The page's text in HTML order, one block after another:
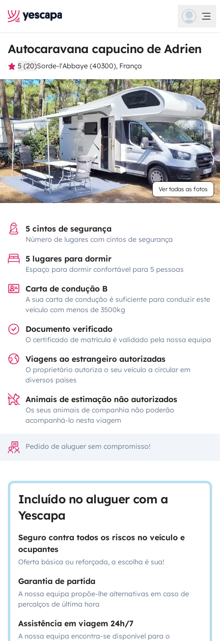
Autocaravana capucino de Adrien
5 (20)Sorde-l'Abbaye (40300), França
Ver todas as fotos
5 cintos de segurança
Número de lugares com cintos de segurança
5 lugares para dormir
Espaço para dormir confortável para 5 pessoas
Carta de condução B
A sua carta de condução é suficiente para conduzir este
veículo com menos de 3500kg
Documento verificado
O certificado de matrícula é validado pela nossa equipa
Viagens ao estrangeiro autorizadas
O proprietário autoriza o seu veículo a circular em
diversos países
Animais de estimação não autorizados
Os seus animais de companhia não poderão
acompanhá-lo nesta viagem
Pedido de aluguer sem compromisso!
Incluído no aluguer com a
Yescapa
Seguro contra todos os riscos no veículo e
ocupantes
Oferta básica ou reforçada, a escolha é sua!
Garantia de partida
A nossa equipa propõe-lhe alternativas em caso de
percalços de última hora
Assistência em viagem 24h/7
A nossa equipa encontra-se disponível para o